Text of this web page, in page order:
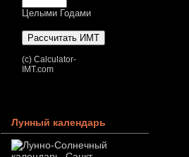
Целыми Годами
(c) Calculator-
IMT.com
Лунный календарь